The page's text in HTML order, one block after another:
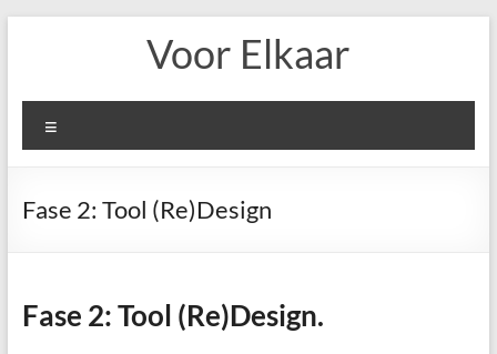
Voor Elkaar
Fase 2: Tool (Re)Design
Fase 2: Tool (Re)Design.